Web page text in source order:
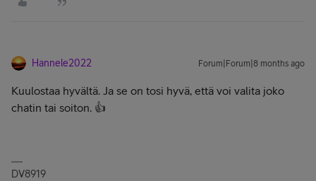
Hannele2022 Forum|Forum|8 months ago
Kuulostaa hyvältä. Ja se on tosi hyvä, että voi valita joko
chatin tai soiton. 👍
DV8919